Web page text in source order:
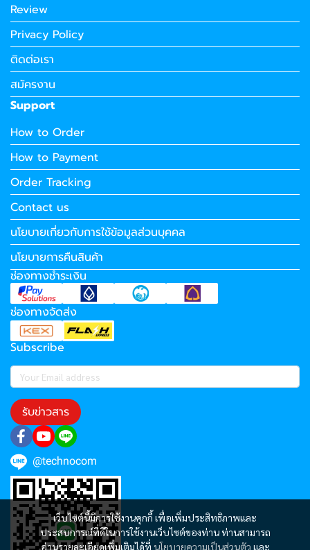
เว็บไซต์นี้มีการใช้งานคุกกี้ เพื่อเพิ่มประสิทธิภาพและ
ประสบการณ์ที่ดีในการใช้งานเว็บไซต์ของท่าน ท่านสามารถ
อ่านรายละเอียดเพิ่มเติมได้ที่ นโยบายความเป็นส่วนตัว และ
Review
Privacy Policy
ติดต่อเรา
สมัครงาน
Support
How to Order
How to Payment
Order Tracking
Contact us
นโยบายเกี่ยวกับการใช้ข้อมูลส่วนบุคคล
นโยบายการคืนสินค้า
ช่องทางชำระเงิน
ช่องทางจัดส่ง
Subscribe
รับข่าวสาร
@technocom